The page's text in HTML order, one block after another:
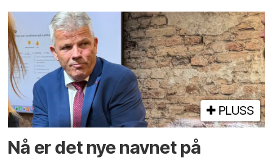
PLUSS
Nå er det nye navnet på